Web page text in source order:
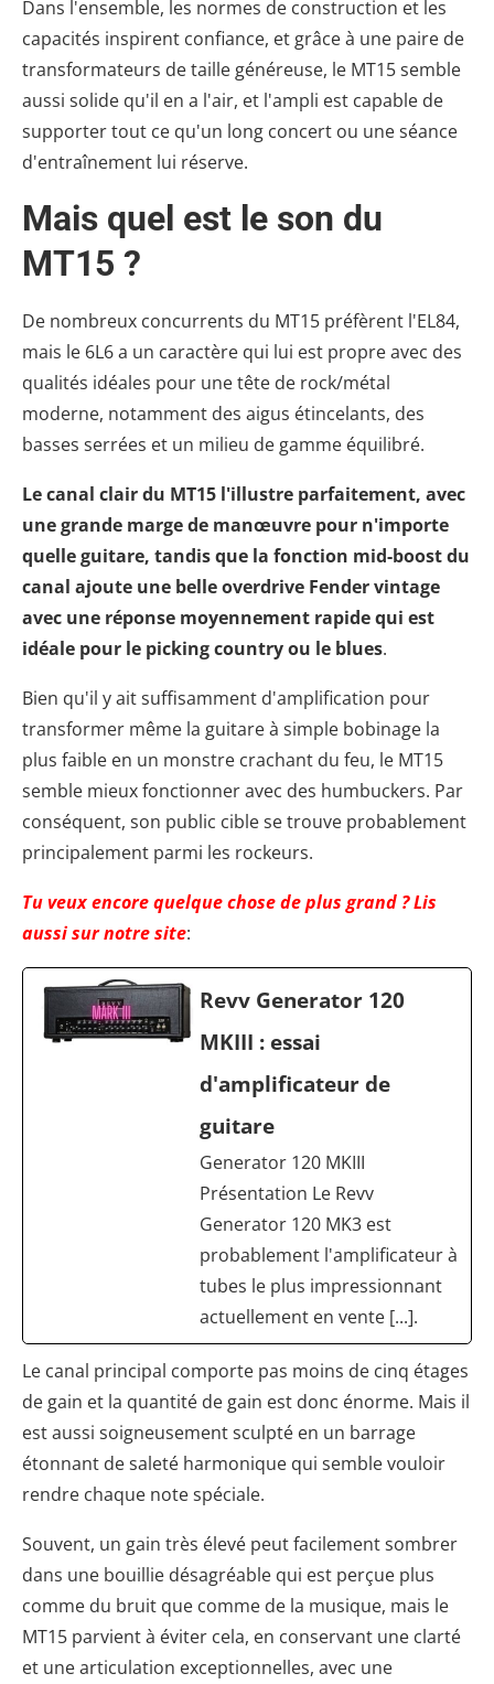
Dans l'ensemble, les normes de construction et les
capacités inspirent confiance, et grâce à une paire de
transformateurs de taille généreuse, le MT15 semble
aussi solide qu'il en a l'air, et l'ampli est capable de
supporter tout ce qu'un long concert ou une séance
d'entraînement lui réserve.
Mais quel est le son du
MT15 ?
De nombreux concurrents du MT15 préfèrent l'EL84,
mais le 6L6 a un caractère qui lui est propre avec des
qualités idéales pour une tête de rock/métal
moderne, notamment des aigus étincelants, des
basses serrées et un milieu de gamme équilibré.
Le canal clair du MT15 l'illustre parfaitement, avec
une grande marge de manœuvre pour n'importe
quelle guitare, tandis que la fonction mid-boost du
canal ajoute une belle overdrive Fender vintage
avec une réponse moyennement rapide qui est
idéale pour le picking country ou le blues.
Bien qu'il y ait suffisamment d'amplification pour
transformer même la guitare à simple bobinage la
plus faible en un monstre crachant du feu, le MT15
semble mieux fonctionner avec des humbuckers. Par
conséquent, son public cible se trouve probablement
principalement parmi les rockeurs.
Tu veux encore quelque chose de plus grand ? Lis
aussi sur notre site:
Revv Generator 120
MKIII : essai
d'amplificateur de
guitare
Generator 120 MKIII
Présentation Le Revv
Generator 120 MK3 est
probablement l'amplificateur à
tubes le plus impressionnant
actuellement en vente [...].
Le canal principal comporte pas moins de cinq étages
de gain et la quantité de gain est donc énorme. Mais il
est aussi soigneusement sculpté en un barrage
étonnant de saleté harmonique qui semble vouloir
rendre chaque note spéciale.
Souvent, un gain très élevé peut facilement sombrer
dans une bouillie désagréable qui est perçue plus
comme du bruit que comme de la musique, mais le
MT15 parvient à éviter cela, en conservant une clarté
et une articulation exceptionnelles, avec une